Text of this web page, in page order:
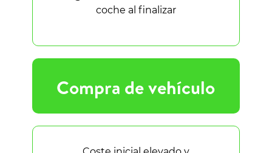
Compra de vehículo
coche al finalizar